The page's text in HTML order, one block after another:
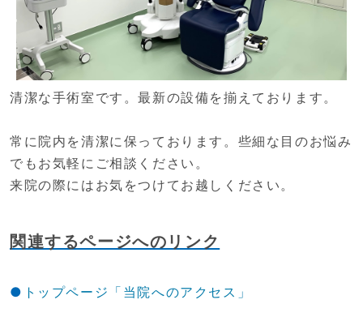
清潔な手術室です。最新の設備を揃えております。
常に院内を清潔に保っております。些細な目のお悩み
でもお気軽にご相談ください。
来院の際にはお気をつけてお越しください。
関連するページへのリンク
トップページ「当院へのアクセス」